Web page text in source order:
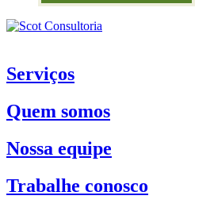
Serviços
Quem somos
Nossa equipe
Trabalhe conosco